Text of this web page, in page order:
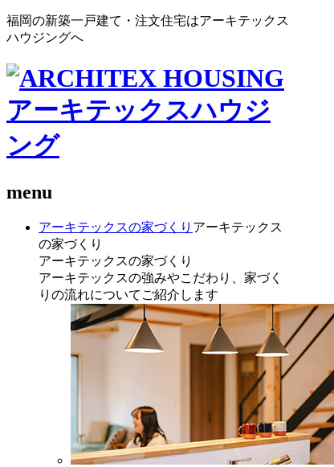
福岡の新築一戸建て・注文住宅はアーキテックス
ハウジングへ
menu
アーキテックスの家づくり アーキテックス
の家づくり
アーキテックスの家づくり
アーキテックスの強みやこだわり、家づく
りの流れについてご紹介します